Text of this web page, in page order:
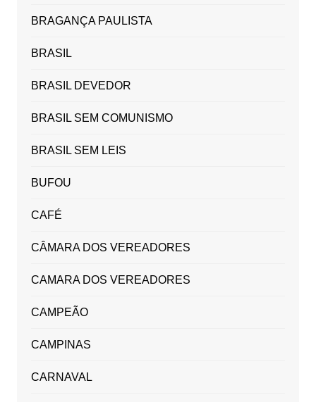
BRAGANÇA PAULISTA
BRASIL
BRASIL DEVEDOR
BRASIL SEM COMUNISMO
BRASIL SEM LEIS
BUFOU
CAFÉ
CÂMARA DOS VEREADORES
CAMARA DOS VEREADORES
CAMPEÃO
CAMPINAS
CARNAVAL